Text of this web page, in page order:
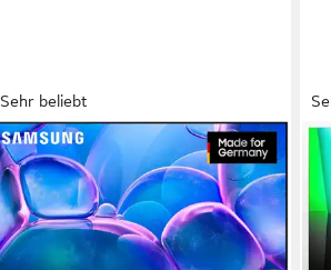
Sehr beliebt
SAMSUNG
GU43U7099FU LED-Fernseher
108 cm/43 Zoll Diagonale
LED Bildschirmtechnologie
4K Ultra HD Auflösung
Produktdatenblatt